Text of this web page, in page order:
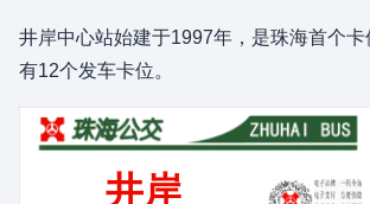
井岸中心站始建于1997年，是珠海首个
有12个发车卡位。
井岸